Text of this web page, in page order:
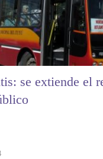
se extiende el